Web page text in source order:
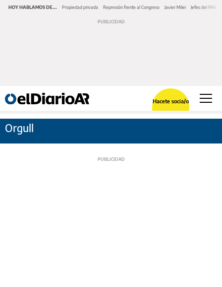
HOY HABLAMOS DE... Propiedad privada Represión frente al Congreso Javier Milei Jefes del PAMI
Hacete socia/o
Orgull